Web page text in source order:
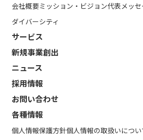
会社概要ミッション・ビジョン代表メッセ
ダイバーシティ
サービス
新規事業創出
ニュース
採用情報
お問い合わせ
各種情報
個人情報保護方針個人情報の取扱いについ